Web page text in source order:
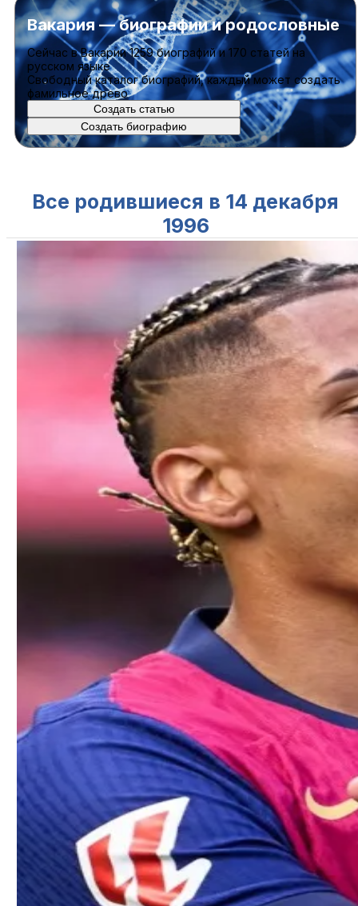
Вакария — биографии и родословные
Cейчас в Вакарии1259 биографийи170 статейна
русском языке
Свободный каталог биографий, каждый может создать
фамильное древо
Создать статью
Создать биографию
Все родившиеся в 14 декабря
1996